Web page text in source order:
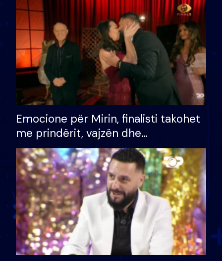
të fituar çmimin e madh
Emocione për Mirin, finalisti takohet
me prindërit, vajzën dhe
bashkëshorten: S’kemi ndonjë letër
divorci apo jo?